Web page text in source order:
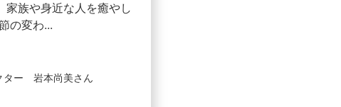
家族や身近な人を癒やし
の変わ...
ター 岩本尚美さん